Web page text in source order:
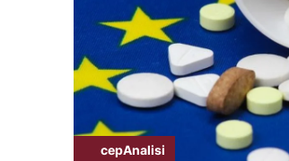
cepAnalisi